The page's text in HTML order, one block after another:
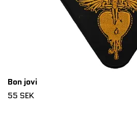
Bon jovi
55 SEK